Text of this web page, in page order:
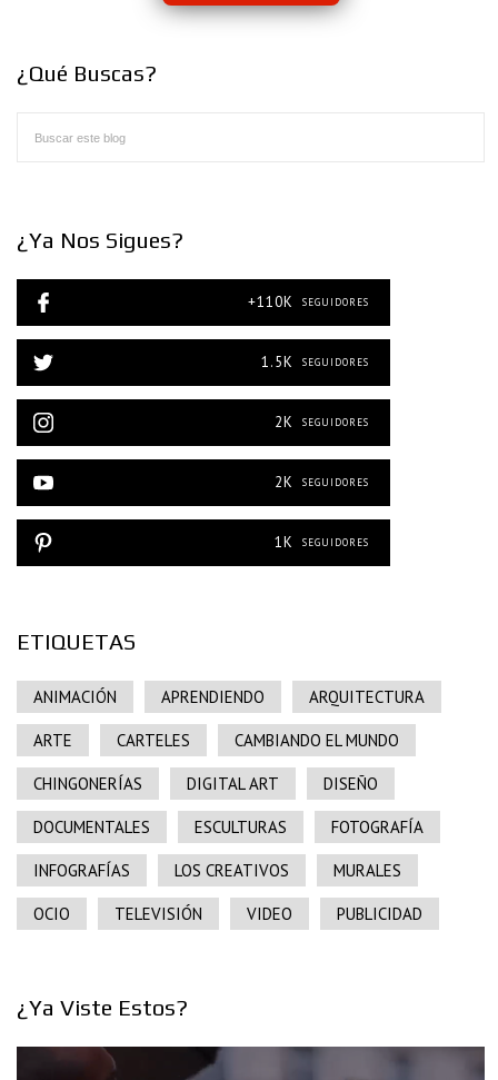
¿Qué Buscas?
¿Ya Nos Sigues?
+110K SEGUIDORES
1.5K SEGUIDORES
2K SEGUIDORES
2K SEGUIDORES
1K SEGUIDORES
ETIQUETAS
ANIMACIÓN APRENDIENDO ARQUITECTURA
ARTE CARTELES CAMBIANDO EL MUNDO
CHINGONERÍAS DIGITAL ART DISEÑO
DOCUMENTALES ESCULTURAS FOTOGRAFÍA
INFOGRAFÍAS LOS CREATIVOS MURALES
OCIO TELEVISIÓN VIDEO PUBLICIDAD
¿Ya Viste Estos?